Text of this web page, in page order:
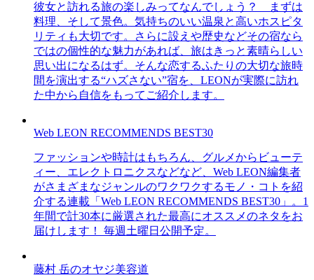
彼女と訪れる旅の楽しみってなんでしょう？ まずは
料理、そして景色。気持ちのいい温泉と高いホスピタ
リティも大切です。さらに設えや歴史などその宿なら
ではの個性的な魅力があれば、旅はきっと素晴らしい
思い出になるはず。そんな恋するふたりの大切な旅時
間を演出する“ハズさない”宿を、LEONが実際に訪れ
た中から自信をもってご紹介します。
Web LEON RECOMMENDS BEST30
ファッションや時計はもちろん、グルメからビューテ
ィー、エレクトロニクスなどなど、Web LEON編集者
がさまざまなジャンルのワクワクするモノ・コトを紹
介する連載「Web LEON RECOMMENDS BEST30」。1
年間で計30本に厳選された最高にオススメのネタをお
届けします！ 毎週土曜日公開予定。
藤村 岳のオヤジ美容道